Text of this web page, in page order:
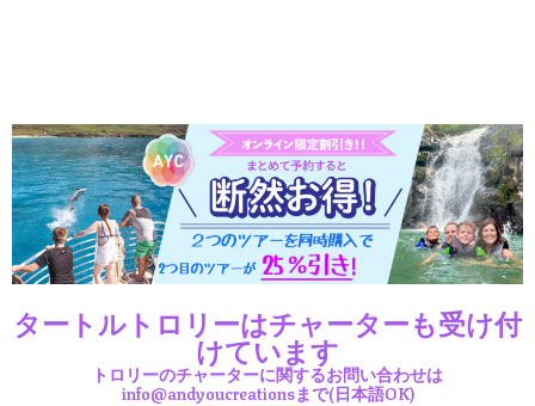
タートルトロリーはチャーターも受け付
けています
トロリーのチャーターに関するお問い合わせは
info@andyoucreationsまで(日本語OK)